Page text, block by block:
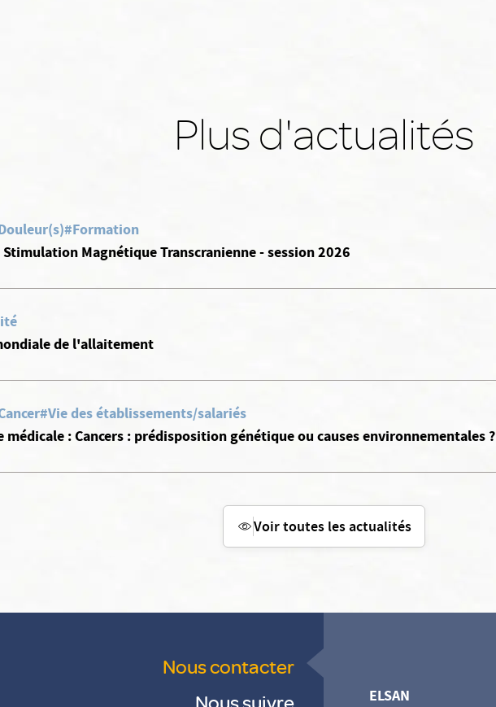
Plus d'actualités
#Formation
Magnétique Transcranienne - session 2026
de l'allaitement
#Vie des établissements/salariés
médicale : Cancers : prédisposition génétique ou causes environnementales ?
Voir toutes les actualités
Nous contacter
Nous suivre
ELSAN